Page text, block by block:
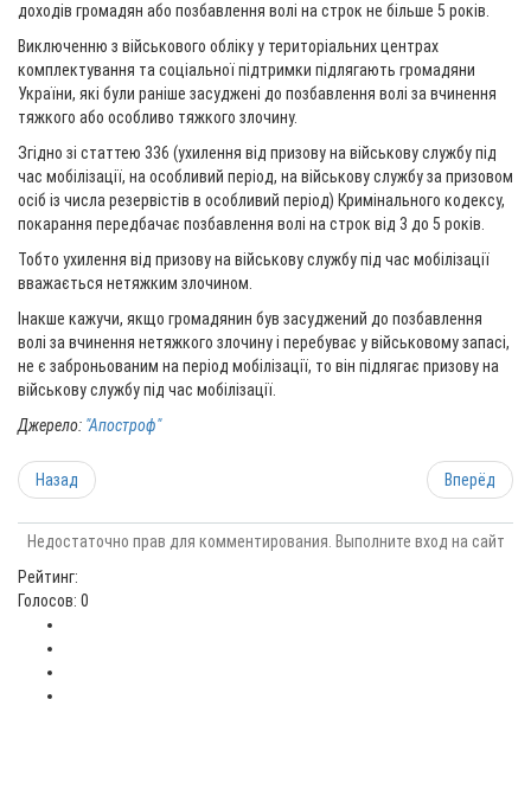
доходів громадян або позбавлення волі на строк не більше 5 років.
Виключенню з військового обліку у територіальних центрах
комплектування та соціальної підтримки підлягають громадяни
України, які були раніше засуджені до позбавлення волі за вчинення
тяжкого або особливо тяжкого злочину.
Згідно зі статтею 336 (ухилення від призову на військову службу під
час мобілізації, на особливий період, на військову службу за призовом
осіб із числа резервістів в особливий період) Кримінального кодексу,
покарання передбачає позбавлення волі на строк від 3 до 5 років.
Тобто ухилення від призову на військову службу під час мобілізації
вважається нетяжким злочином.
Інакше кажучи, якщо громадянин був засуджений до позбавлення
волі за вчинення нетяжкого злочину і перебуває у військовому запасі,
не є заброньованим на період мобілізації, то він підлягає призову на
військову службу під час мобілізації.
Джерело: "Апостроф"
Назад Вперёд
Недостаточно прав для комментирования. Выполните вход на сайт
Рейтинг:
Голосов: 0